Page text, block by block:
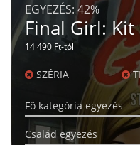
EGYEZÉS: 42%
Final Girl:
14 490 Ft-tól
SZÉRIA
Fő kategória egyezés
Család egyezés